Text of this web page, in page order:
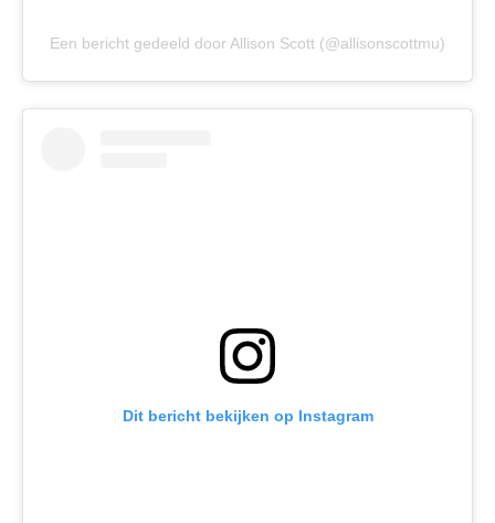
Een bericht gedeeld door Allison Scott (@allisonscottmu)
Dit bericht bekijken op Instagram